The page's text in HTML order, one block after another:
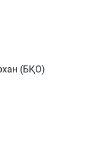
(БҚО)